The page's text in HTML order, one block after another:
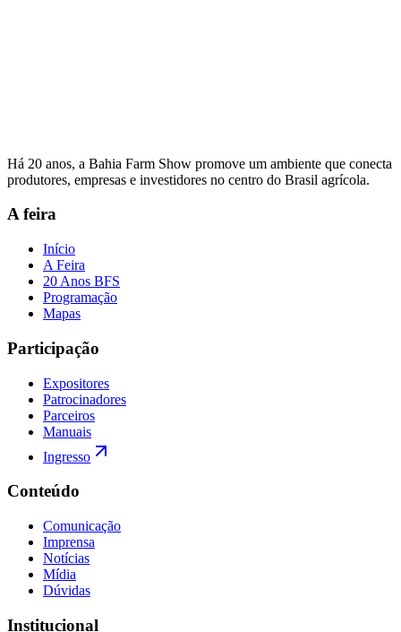
Há 20 anos, a Bahia Farm Show promove um ambiente que conecta
produtores, empresas e investidores no centro do Brasil agrícola.
A feira
Início
A Feira
20 Anos BFS
Programação
Mapas
Participação
Expositores
Patrocinadores
Parceiros
Manuais
Ingresso
Conteúdo
Comunicação
Imprensa
Notícias
Mídia
Dúvidas
Institucional